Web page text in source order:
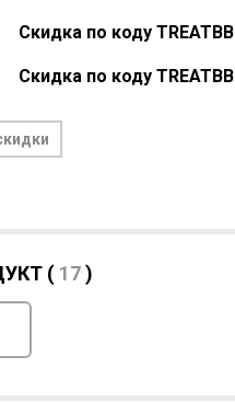
Скидка по коду TREATBB
Скидка по коду TREATBB
( 17)